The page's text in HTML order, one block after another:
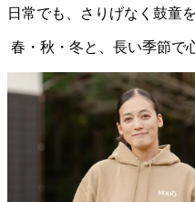
日常でも、さりげなく鼓童
春・秋・冬と、長い季節で